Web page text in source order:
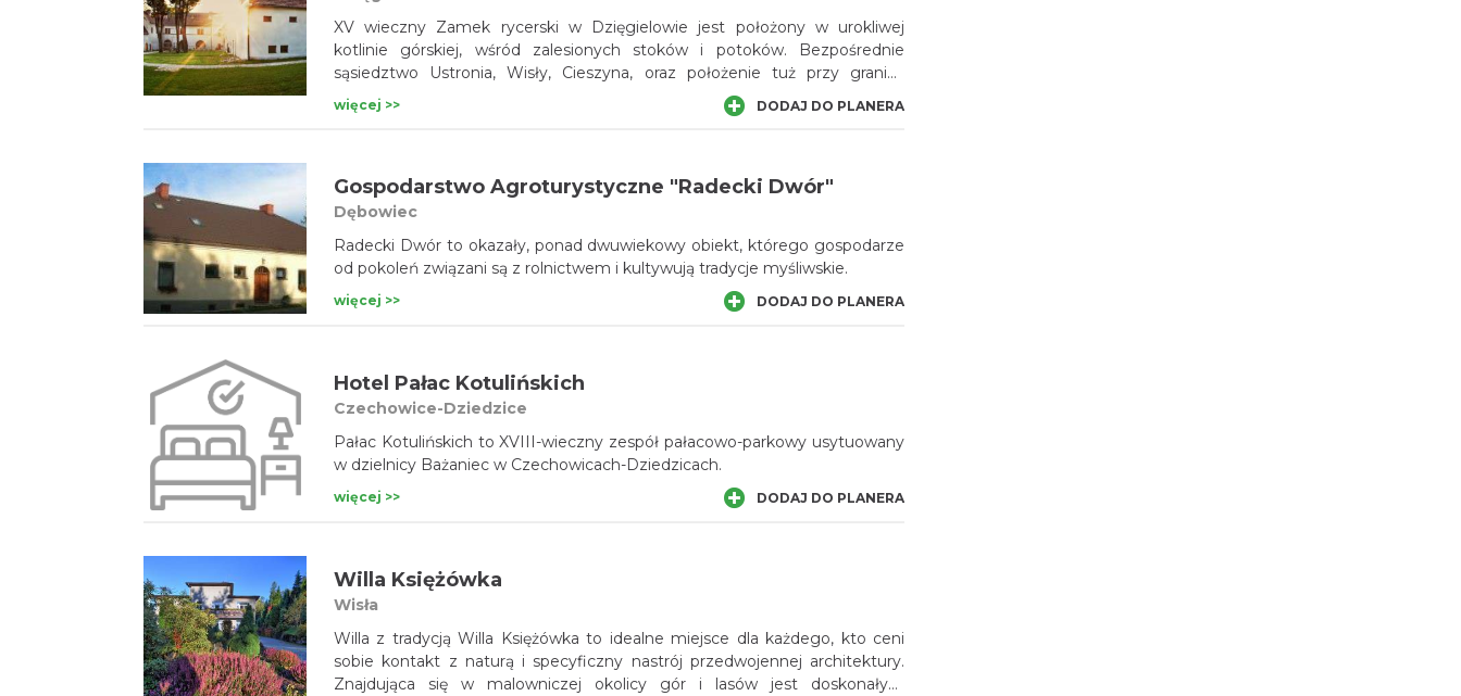
XV wieczny Zamek rycerski w Dzięgielowie jest położony w urokliwej
kotlinie górskiej, wśród zalesionych stoków i potoków. Bezpośrednie
sąsiedztwo Ustronia, Wisły, Cieszyna, oraz położenie tuż przy granicy
z Czechami gwarantują każdej odwiedzającej nas osobie wiele atrakcji
turystycznych.
więcej >> DODAJ DO PLANERA
Gospodarstwo Agroturystyczne "Radecki Dwór"
Dębowiec
Radecki Dwór to okazały, ponad dwuwiekowy obiekt, którego gospodarze
od pokoleń związani są z rolnictwem i kultywują tradycje myśliwskie.
więcej >> DODAJ DO PLANERA
Hotel Pałac Kotulińskich
Czechowice-Dziedzice
Pałac Kotulińskich to XVIII-wieczny zespół pałacowo-parkowy usytuowany
w dzielnicy Bażaniec w Czechowicach-Dziedzicach.
więcej >> DODAJ DO PLANERA
Willa Księżówka
Wisła
Willa z tradycją Willa Księżówka to idealne miejsce dla każdego, kto ceni
sobie kontakt z naturą i specyficzny nastrój przedwojennej architektury.
Znajdująca się w malowniczej okolicy gór i lasów jest doskonałym